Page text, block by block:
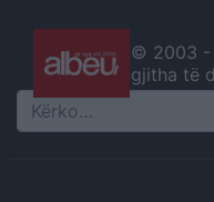
© 2003 -
gjitha të
Search